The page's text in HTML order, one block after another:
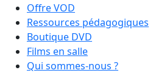
Offre VOD
Ressources pédagogiques
Boutique DVD
Films en salle
Qui sommes-nous ?